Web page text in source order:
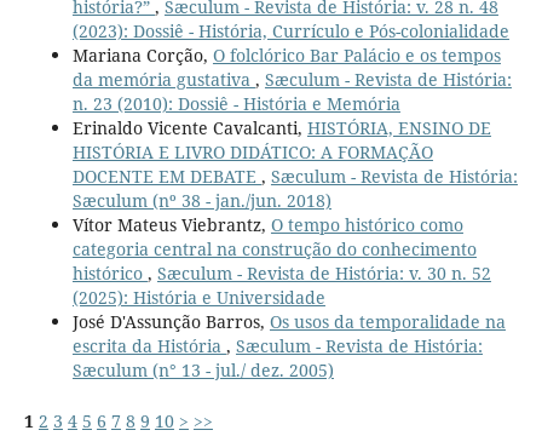
história?” , Sæculum - Revista de História: v. 28 n. 48
(2023): Dossiê - História, Currículo e Pós-colonialidade
Mariana Corção, O folclórico Bar Palácio e os tempos
da memória gustativa , Sæculum - Revista de História:
n. 23 (2010): Dossiê - História e Memória
Erinaldo Vicente Cavalcanti, HISTÓRIA, ENSINO DE
HISTÓRIA E LIVRO DIDÁTICO: A FORMAÇÃO
DOCENTE EM DEBATE , Sæculum - Revista de História:
Sæculum (nº 38 - jan./jun. 2018)
Vítor Mateus Viebrantz, O tempo histórico como
categoria central na construção do conhecimento
histórico , Sæculum - Revista de História: v. 30 n. 52
(2025): História e Universidade
José D'Assunção Barros, Os usos da temporalidade na
escrita da História , Sæculum - Revista de História:
Sæculum (n° 13 - jul./ dez. 2005)
1 2 3 4 5 6 7 8 9 10 > >>